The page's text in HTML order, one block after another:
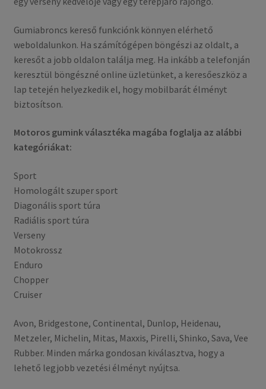
Tesztek
Kapcs.
Gumiabroncs kereső funkciónk könnyen elérhető
weboldalunkon. Ha számítógépen böngészi az oldalt, a
keresőt a jobb oldalon találja meg. Ha inkább a telefonján
keresztül böngészné online üzletünket, a keresőeszköz a
lap tetején helyezkedik el, hogy mobilbarát élményt
biztosítson.
Motoros gumink választéka magába foglalja az alábbi
kategóriákat:
Sport
Homologált szuper sport
Diagonális sport túra
Radiális sport túra
Verseny
Motokrossz
Enduro
Chopper
Cruiser
Avon, Bridgestone, Continental, Dunlop, Heidenau,
Metzeler, Michelin, Mitas, Maxxis, Pirelli, Shinko, Sava, Vee
Rubber. Minden márka gondosan kiválasztva, hogy a
lehető legjobb vezetési élményt nyújtsa.